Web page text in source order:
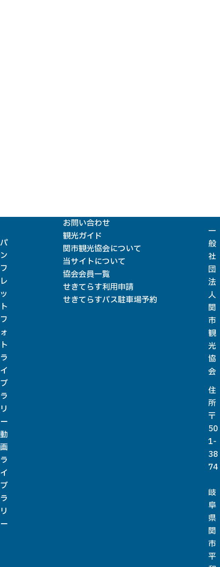
パ
ン
フ
レ
ッ
ト
フ
ォ
ト
ラ
イ
ブ
ラ
リ
ー
動
画
ラ
イ
ブ
ラ
リ
ー
お問い合わせ
観光ガイド
関市観光協会について
当サイトについて
協会会員一覧
せきてらす利用申請
せきてらすバス駐車場予約
一
般
社
団
法
人
関
市
観
光
協
会
住
所
〒
50
1-
38
74
岐
阜
県
関
市
平